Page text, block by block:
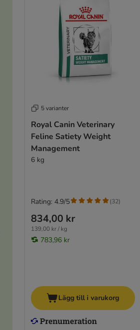
5 varianter
Royal Canin Veterinary
Feline Satiety Weight
Management
6 kg
834,00 kr
139,00 kr / kg
783,96 kr
Rating: 4.9/5 (32)
Lägg till i varukorg